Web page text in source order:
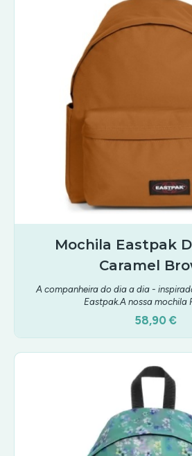
Mochila Eastpak
Caramel
A companheira do dia a dia -
Eastpak.A nossa mochila
58,90 €